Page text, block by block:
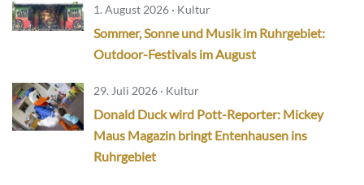
1. August 2026 · Kultur
Sommer, Sonne und Musik im Ruhrgebiet:
Outdoor-Festivals im August
29. Juli 2026 · Kultur
Donald Duck wird Pott-Reporter: Mickey
Maus Magazin bringt Entenhausen ins
Ruhrgebiet